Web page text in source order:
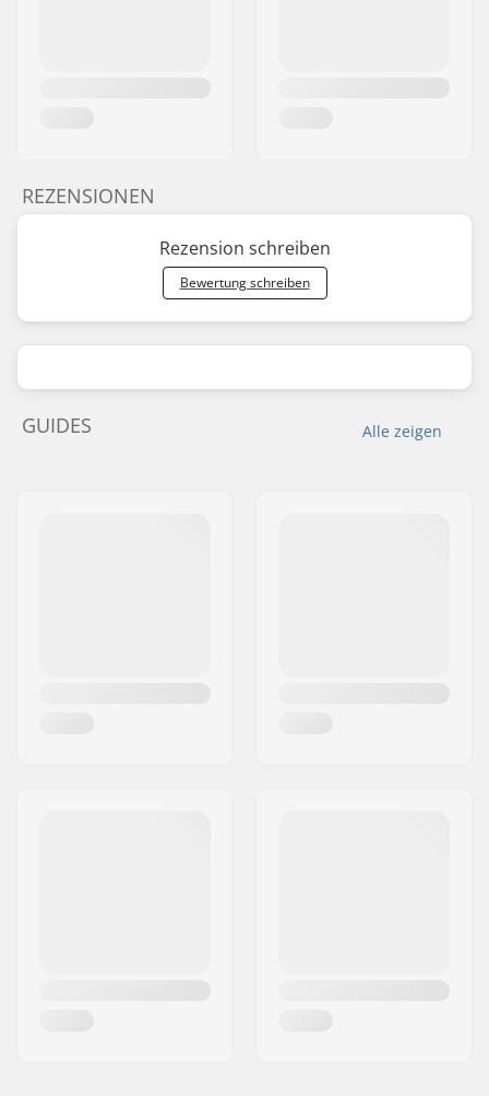
REZENSIONEN
Rezension schreiben
Bewertung schreiben
Alle zeigen
GUIDES